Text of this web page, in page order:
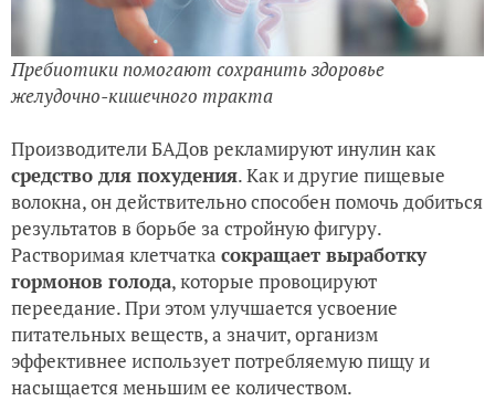
Пребиотики помогают сохранить здоровье
желудочно-кишечного тракта
Производители БАДов рекламируют инулин как
средство для похудения. Как и другие пищевые
волокна, он действительно способен помочь добиться
результатов в борьбе за стройную фигуру.
Растворимая клетчатка сокращает выработку
гормонов голода, которые провоцируют
переедание. При этом улучшается усвоение
питательных веществ, а значит, организм
эффективнее использует потребляемую пищу и
насыщается меньшим ее количеством.